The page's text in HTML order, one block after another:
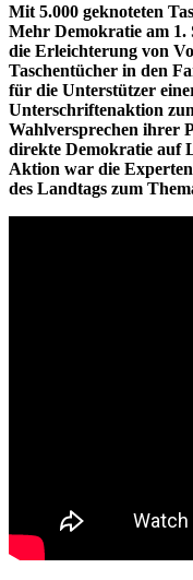
Mit 5.000 geknoteten
Mehr Demokratie am 1.
die Erleichterung von
Taschentücher in den
für die Unterstützer
Unterschriftenaktion
Wahlversprechen ihrer
direkte Demokratie auf
Aktion war die
des Landtags zum